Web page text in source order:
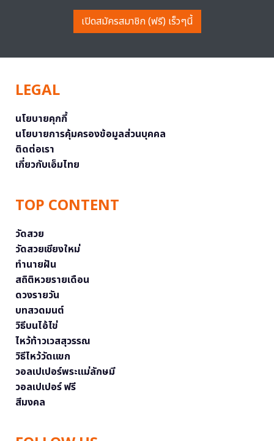
เปิดสมัครสมาชิก (ฟรี) เร็วๆนี้
LEGAL
นโยบายคุกกี้
นโยบายการคุ้มครองข้อมูลส่วนบุคคล
ติดต่อเรา
เกี่ยวกับเอ็มไทย
TOP CONTENT
วัดสวย
วัดสวยเชียงใหม่
ทำนายฝัน
สถิติหวยรายเดือน
ดวงรายวัน
บทสวดมนต์
วิธีบนไอ้ไข่
ไหว้ท้าวเวสสุวรรณ
วิธีไหว้วัดแขก
วอลเปเปอร์พระแม่ลักษมี
วอลเปเปอร์ ฟรี
สีมงคล